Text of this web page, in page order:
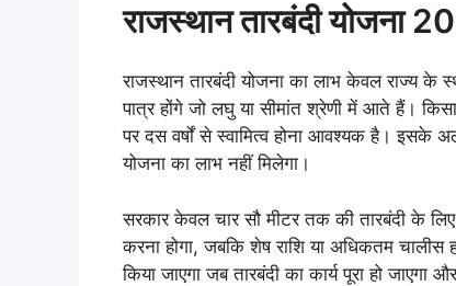
राजस्थान तारबंदी योजना
राजस्थान तारबंदी योजना का लाभ केवल राज्य के
पात्र होंगे जो लघु या सीमांत श्रेणी में आते हैं।
पर दस वर्षों से स्वामित्व होना आवश्यक है। इसके
योजना का लाभ नहीं मिलेगा।
सरकार केवल चार सौ मीटर तक की तारबंदी के
करना होगा, जबकि शेष राशि या अधिकतम चालीस
किया जाएगा जब तारबंदी का कार्य पूरा हो जाएगा